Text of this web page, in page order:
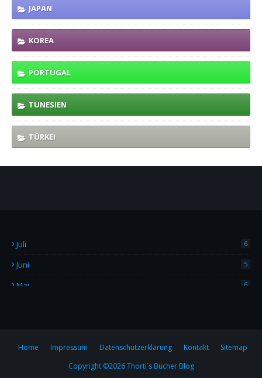
JAPAN
KOREA
PORTUGAL
TUNESIEN
TÜRKEI
Juli 6
Juni 5
Mai 6
Februar 7
Home Impressum Datenschutzerklärung Kontakt
Sitemap
Copyright ©2026Thorti´s Bücher Blog